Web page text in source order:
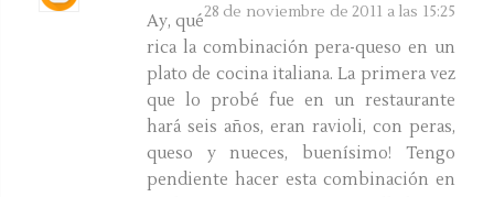
28 de noviembre de 2011 a las 15:25
Ay, qué
rica la combinación pera-queso en un
plato de cocina italiana. La primera vez
que lo probé fue en un restaurante
hará seis años, eran ravioli, con peras,
queso y nueces, buenísimo! Tengo
pendiente hacer esta combinación en